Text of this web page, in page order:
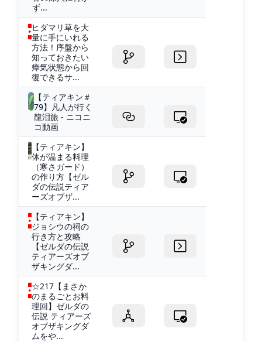
ず...
ヒダマリ草を大
量に手にいれる
方法！序盤から
知っておきたい
瘴気状態から回
復できるサ...
【ティアキン＃
79】凡人が行く
龍泪旅 - ニコニ
コ動画
【ティアキン】
体が温まる料理
（寒さガード）
の作り方【ゼル
ダの伝説ティア
ーズオブザ...
【ティアキン】
ジョシウの祠の
行き方と攻略
【ゼルダの伝説
ティアーズオブ
ザキングダ...
☆217【まさか
のまるごとお料
理回】ゼルダの
伝説 ティアーズ
オブザキングダ
ムをや...